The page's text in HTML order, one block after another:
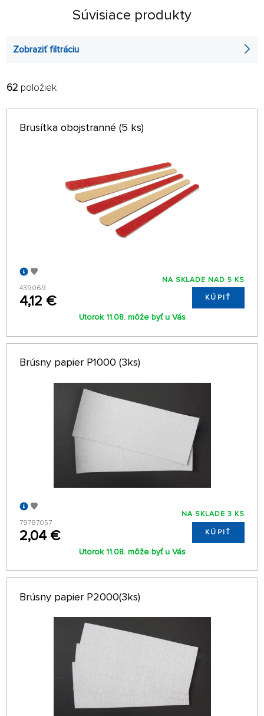
Súvisiace produkty
Zobraziť filtráciu
FILTROVAŤ:
ABECEDNE
62 položiek
Brusítka obojstranné (5 ks)
439069
4,12 €
NA SKLADE NAD 5 KS
KÚPIŤ
Utorok 11.08. môže byť u Vás
Brúsny papier P1000 (3ks)
79787057
2,04 €
NA SKLADE 3 KS
KÚPIŤ
Utorok 11.08. môže byť u Vás
Brúsny papier P2000(3ks)